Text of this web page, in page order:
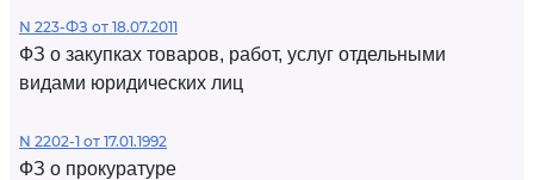
N 223-ФЗ от 18.07.2011
ФЗ о закупках товаров, работ, услуг отдельными
видами юридических лиц
N 2202-1 от 17.01.1992
ФЗ о прокуратуре